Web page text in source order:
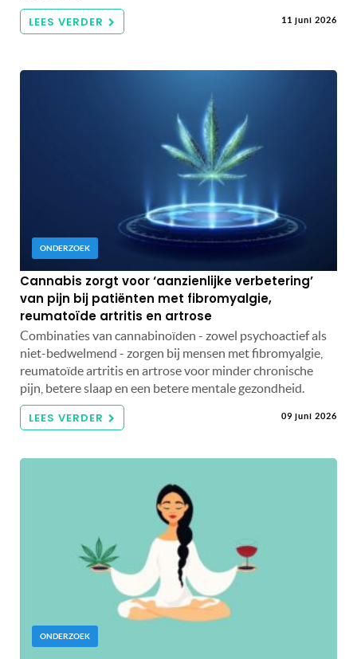
LEES VERDER 11 juni 2026
ONDERZOEK
Cannabis zorgt voor ‘aanzienlijke verbetering’
van pijn bij patiënten met fibromyalgie,
reumatoïde artritis en artrose
Combinaties van cannabinoïden - zowel psychoactief als
niet-bedwelmend - zorgen bij mensen met fibromyalgie,
reumatoïde artritis en artrose voor minder chronische
pijn, betere slaap en een betere mentale gezondheid.
LEES VERDER 09 juni 2026
ONDERZOEK